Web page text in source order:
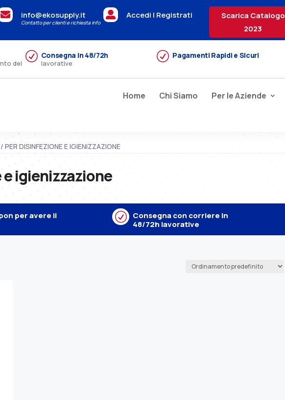
 info@ekosupply.it
Contatto per clienti e richiesta info
 Accedi | Registrati
Scarica Catalogo
2023
del
R Consegna in 48/72h
lavorative
R Pagamenti Rapidi e Sicuri
Home Chi Siamo Per le Aziende
/ PER DISINFEZIONE E IGIENIZZAZIONE
igienizzazione
per avere il
R
Consegna con corriere in
48/72h lavorative